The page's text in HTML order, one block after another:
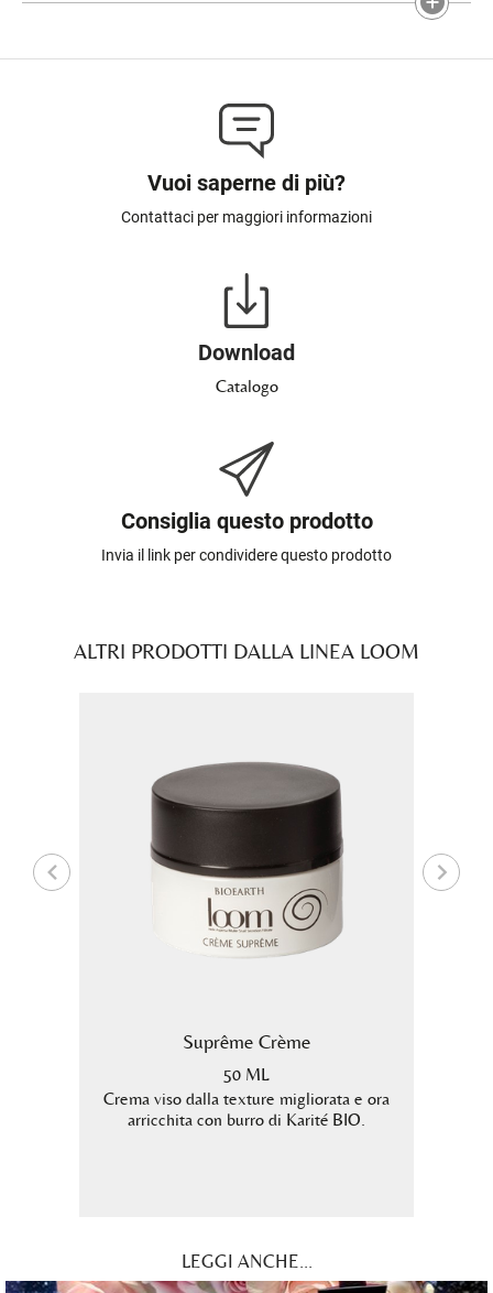
Vuoi saperne di più?
Contattaci per maggiori informazioni
Download
Catalogo
Consiglia questo prodotto
Invia il link per condividere questo prodotto
ALTRI PRODOTTI DALLA LINEA LOOM
Suprême Crème
50 ML
Crema viso dalla texture migliorata e ora
arricchita con burro di Karité BIO.
LEGGI ANCHE...